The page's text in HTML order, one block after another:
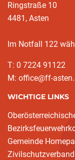
Ringstraße 10
4481, Asten
Im Notfall 122
T: 0 7224 91122
M: office@ff-
WICHTIGE LINKS
Gemeinde